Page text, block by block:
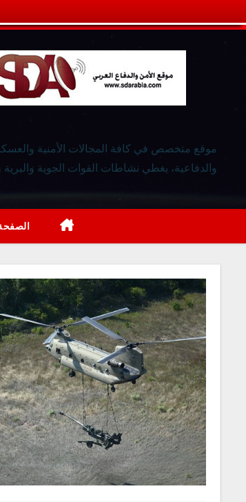
موقع متخصص في كافة المجالات الأمنية
والدفاعية، يغطي نشاطات القوات الجوية والبرية